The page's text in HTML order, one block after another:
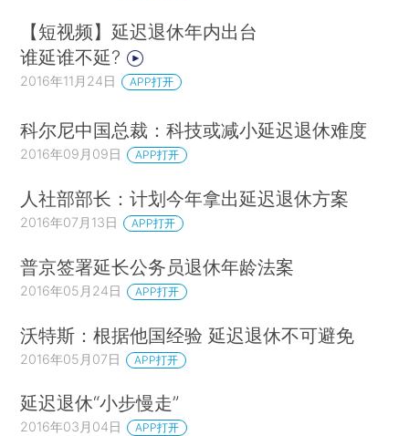
【短视频】延迟退休年内出台
谁延谁不延?
2016年11月24日 APP打开
科尔尼中国总裁：科技或减小延迟退休难度
2016年09月09日 APP打开
人社部部长：计划今年拿出延迟退休方案
2016年07月13日 APP打开
普京签署延长公务员退休年龄法案
2016年05月24日 APP打开
沃特斯：根据他国经验 延迟退休不可避免
2016年05月07日 APP打开
延迟退休“小步慢走”
2016年03月04日 APP打开